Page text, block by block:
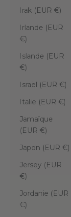
Irak (EUR €)
Irlande (EUR
€)
Islande (EUR
€)
Israël (EUR €)
Italie (EUR €)
Jamaïque
(EUR €)
Japon (EUR €)
Jersey (EUR
€)
Jordanie (EUR
€)